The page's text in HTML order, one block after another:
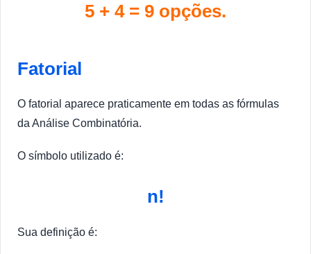
5 + 4 = 9 opções.
Fatorial
O fatorial aparece praticamente em todas as fórmulas
da Análise Combinatória.
O símbolo utilizado é:
n!
Sua definição é: